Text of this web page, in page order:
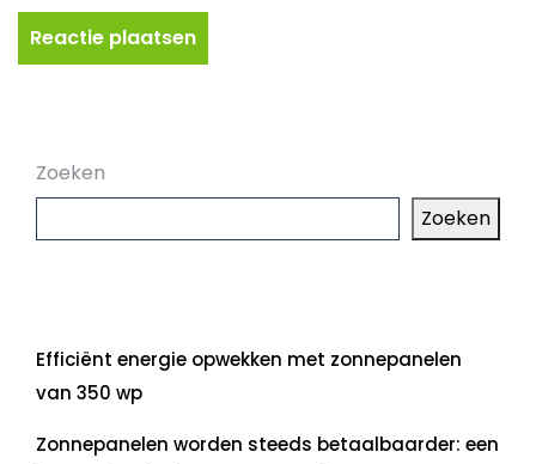
Zoeken
Zoeken
Efficiënt energie opwekken met zonnepanelen
van 350 wp
Zonnepanelen worden steeds betaalbaarder: een